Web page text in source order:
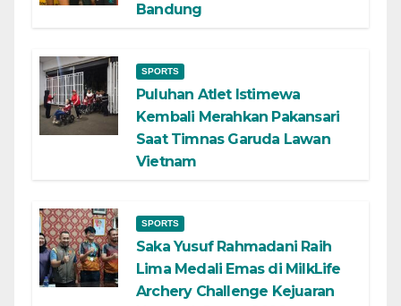
Bandung
SPORTS
Puluhan Atlet Istimewa
Kembali Merahkan Pakansari
Saat Timnas Garuda Lawan
Vietnam
SPORTS
Saka Yusuf Rahmadani Raih
Lima Medali Emas di MilkLife
Archery Challenge Kejuaran